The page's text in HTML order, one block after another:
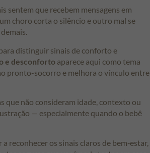
sentem que recebem mensagens em
choro corta o silêncio e outro mal se
distinguir sinais de conforto e
e desconforto aparece aqui como tema
pronto-socorro e melhora o vínculo entre
que não consideram idade, contexto ou
— especialmente quando o bebê
reconhecer os sinais claros de bem‑estar,